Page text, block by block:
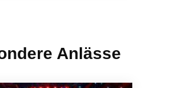
Anlässe